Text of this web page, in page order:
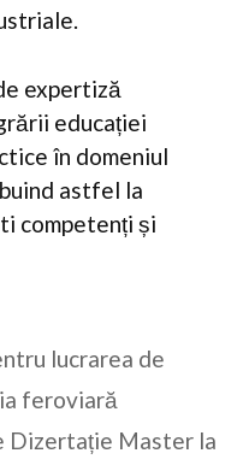
expertiză
educației
în domeniul
astfel la
competenți și
lucrarea de
feroviară
Dizertație Master la